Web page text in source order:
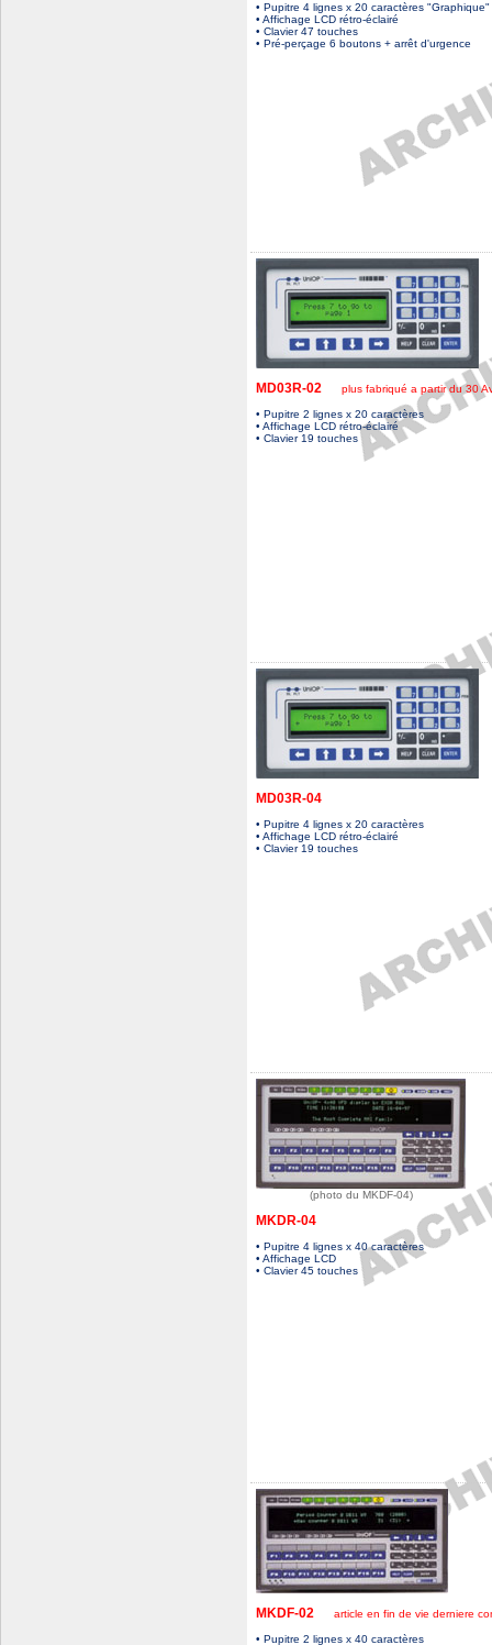
• Pupitre 4 lignes x 20 caractères "Graphique"
• Affichage LCD rétro-éclairé
• Clavier 47 touches
• Pré-perçage 6 boutons + arrêt d'urgence
MD03R-02 plus fabriqué a partir du 30
• Pupitre 2 lignes x 20 caractères
• Affichage LCD rétro-éclairé
• Clavier 19 touches
MD03R-04
• Pupitre 4 lignes x 20 caractères
• Affichage LCD rétro-éclairé
• Clavier 19 touches
(photo du MKDF-04)
MKDR-04
• Pupitre 4 lignes x 40 caractères
• Affichage LCD
• Clavier 45 touches
MKDF-02 article en fin de vie derniere
• Pupitre 2 lignes x 40 caractères